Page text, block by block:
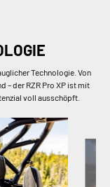
Technologie. Von
– der RZR Pro XP ist mit
voll ausschöpft.